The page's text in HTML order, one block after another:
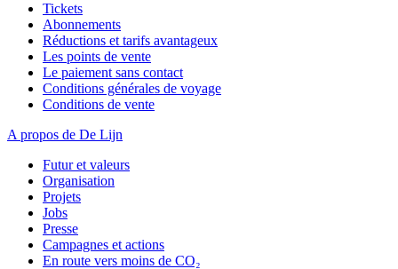
Tickets
Abonnements
Réductions et tarifs avantageux
Les points de vente
Le paiement sans contact
Conditions générales de voyage
Conditions de vente
A propos de De Lijn
Futur et valeurs
Organisation
Projets
Jobs
Presse
Campagnes et actions
En route vers moins de CO₂